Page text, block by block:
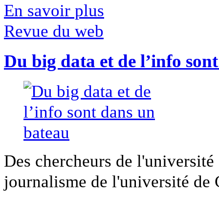
En savoir plus
Revue du web
Du big data et de l’info
Des chercheurs de
journalisme de l'université